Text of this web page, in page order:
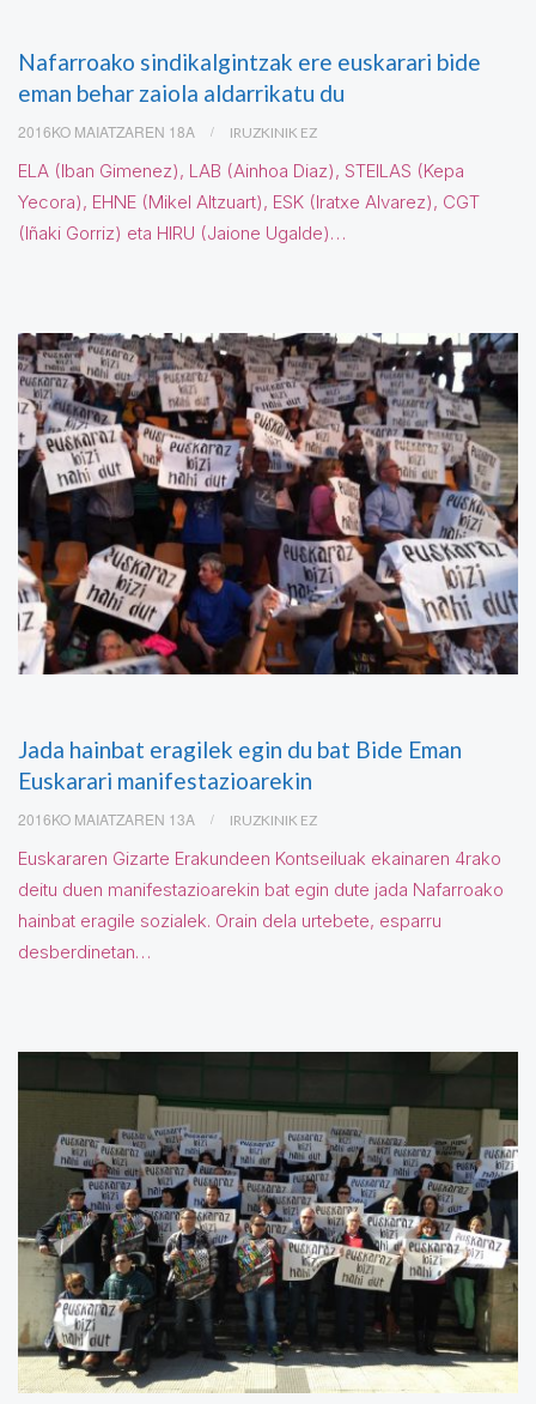
Nafarroako sindikalgintzak ere euskarari bide
eman behar zaiola aldarrikatu du
2016KO MAIATZAREN 18A IRUZKINIK EZ
ELA (Iban Gimenez), LAB (Ainhoa Diaz), STEILAS (Kepa
Yecora), EHNE (Mikel Altzuart), ESK (Iratxe Alvarez), CGT
(Iñaki Gorriz) eta HIRU (Jaione Ugalde)…
Jada hainbat eragilek egin du bat Bide Eman
Euskarari manifestazioarekin
2016KO MAIATZAREN 13A IRUZKINIK EZ
Euskararen Gizarte Erakundeen Kontseiluak ekainaren 4rako
deitu duen manifestazioarekin bat egin dute jada Nafarroako
hainbat eragile sozialek. Orain dela urtebete, esparru
desberdinetan…